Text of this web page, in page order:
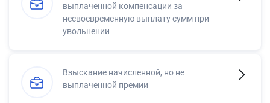
выплаченной компенсации за
несвоевременную выплату сумм при
увольнении
Взыскание начисленной, но не
выплаченной премии